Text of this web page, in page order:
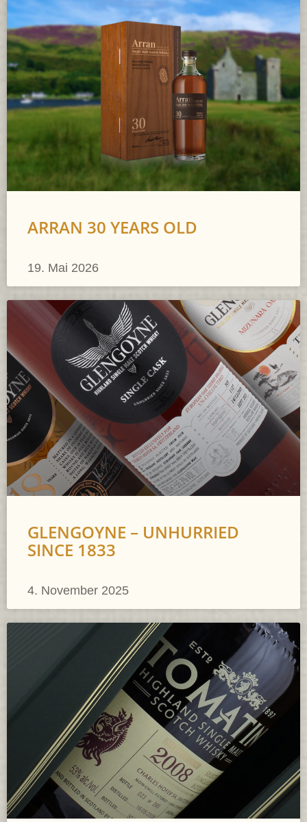
ARRAN 30 YEARS OLD
19. Mai 2026
GLENGOYNE – UNHURRIED
SINCE 1833
4. November 2025